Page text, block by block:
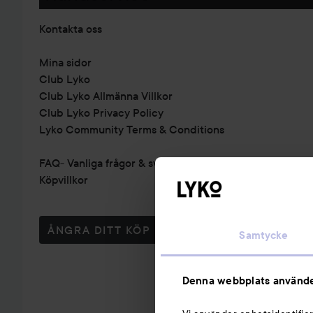
Samtycke
Denna webbplats
Kontakta oss
Mina sidor
Club Lyko
Club Lyko Allmänna Villkor
Club Lyko Privacy Policy
Lyko Community Terms & Conditions
FAQ- Vanliga frågor & svar
Köpvillkor
ÅNGRA DITT KÖP